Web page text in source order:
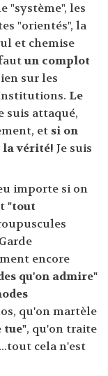
"système", les
"orientés", la
et chemise
fautun complot
sur les
Le
suis attaqué,
et si on
la vérité! Je suis
importe si on
"tout
encore
qu'on admire"
qu'on martèle
tue", qu'on traite
...tout cela n'est